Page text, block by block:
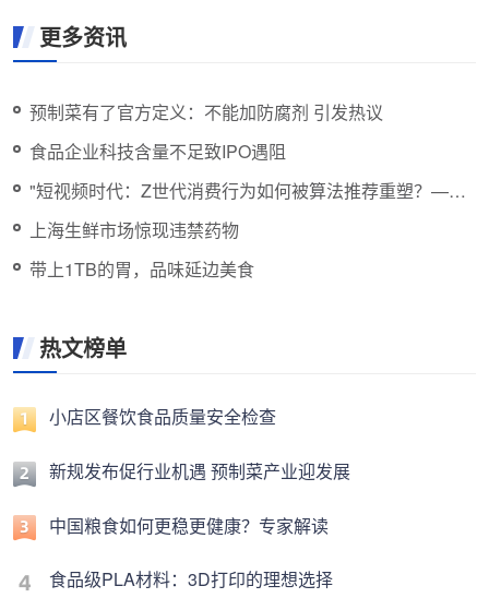
更多资讯
预制菜有了官方定义：不能加防腐剂 引发热议
食品企业科技含量不足致IPO遇阻
"短视频时代：Z世代消费行为如何被算法推荐重塑？——
从冲动到理性"
上海生鲜市场惊现违禁药物
带上1TB的胃，品味延边美食
热文榜单
小店区餐饮食品质量安全检查
新规发布促行业机遇 预制菜产业迎发展
中国粮食如何更稳更健康？专家解读
食品级PLA材料：3D打印的理想选择